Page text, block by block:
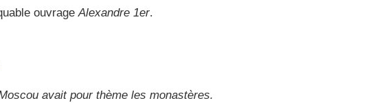
ouvrageAlexandre 1er.
avait pour thème les monastères.